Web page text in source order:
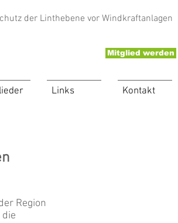
der Linthebene vor Windkraftanlagen
Mitglied werden
Links Kontakt
Region